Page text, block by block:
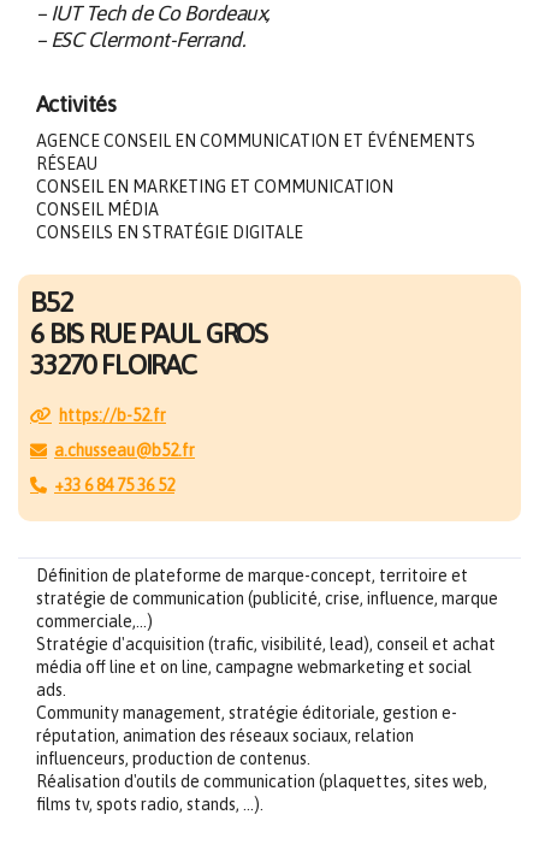
– IUT Tech de Co Bordeaux,
– ESC Clermont-Ferrand.
Activités
AGENCE CONSEIL EN COMMUNICATION ET ÉVÉNEMENTS
RÉSEAU
CONSEIL EN MARKETING ET COMMUNICATION
CONSEIL MÉDIA
CONSEILS EN STRATÉGIE DIGITALE
B52
6 BIS RUE PAUL GROS
33270 FLOIRAC
https://b-52.fr
a.chusseau@b52.fr
+33 6 84 75 36 52
Définition de plateforme de marque-concept, territoire et
stratégie de communication (publicité, crise, influence, marque
commerciale,...)
Stratégie d'acquisition (trafic, visibilité, lead), conseil et achat
média off line et on line, campagne webmarketing et social
ads.
Community management, stratégie éditoriale, gestion e-
réputation, animation des réseaux sociaux, relation
influenceurs, production de contenus.
Réalisation d'outils de communication (plaquettes, sites web,
films tv, spots radio, stands, ...).